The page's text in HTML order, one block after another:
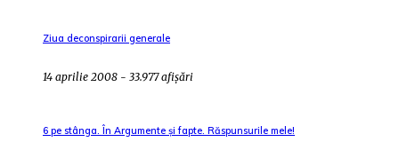
Ziua deconspirarii generale
14 aprilie 2008 - 33.977 afișări
6 pe stânga. În Argumente și fapte. Răspunsurile mele!